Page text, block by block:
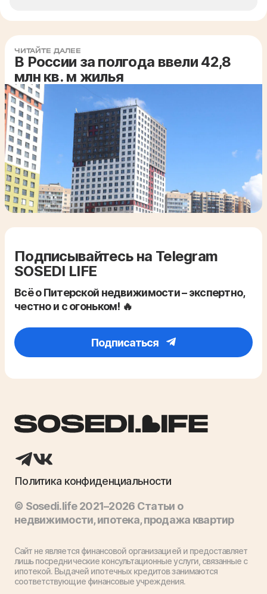
ЧИТАЙТЕ ДАЛЕЕ
В России за полгода ввели 42,8
млн кв. м жилья
Подписывайтесь на Telegram
SOSEDI LIFE
Всё о Питерской недвижимости – экспертно,
честно и с огоньком! 🔥
Подписаться
Политика конфиденциальности
© Sosedi.life 2021–2026 Статьи о
недвижимости, ипотека, продажа квартир
Сайт не является финансовой организацией и предоставляет
лишь посреднические консультационные услуги, связанные с
ипотекой. Выдачей ипотечных кредитов занимаются
соответствующие финансовые учреждения.